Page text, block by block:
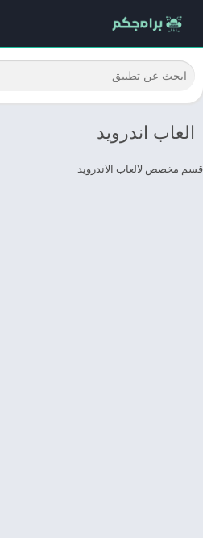
العاب اندرويد
قسم مخصص لالعاب الاندرويد